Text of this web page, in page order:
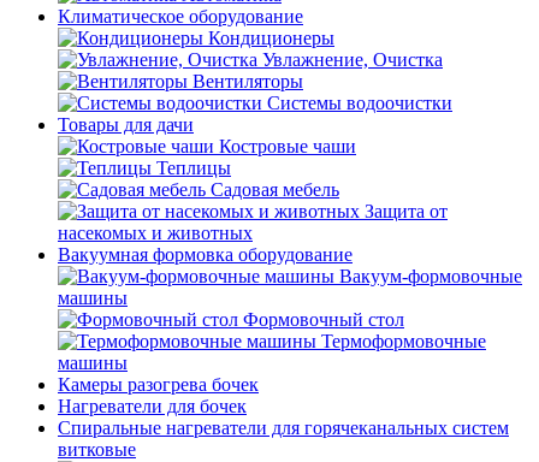
Климатическое оборудование
Кондиционеры
Увлажнение, Очистка
Вентиляторы
Системы водоочистки
Товары для дачи
Костровые чаши
Теплицы
Садовая мебель
Защита от
насекомых и животных
Вакуумная формовка оборудование
Вакуум-формовочные
машины
Формовочный стол
Термоформовочные
машины
Камеры разогрева бочек
Нагреватели для бочек
Спиральные нагреватели для горячеканальных систем
витковые